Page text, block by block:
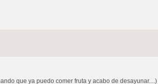
que ya puedo comer fruta y acabo de